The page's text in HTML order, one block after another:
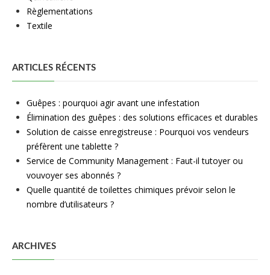
Règlementations
Textile
ARTICLES RÉCENTS
Guêpes : pourquoi agir avant une infestation
Élimination des guêpes : des solutions efficaces et durables
Solution de caisse enregistreuse : Pourquoi vos vendeurs
préfèrent une tablette ?
Service de Community Management : Faut-il tutoyer ou
vouvoyer ses abonnés ?
Quelle quantité de toilettes chimiques prévoir selon le
nombre d’utilisateurs ?
ARCHIVES